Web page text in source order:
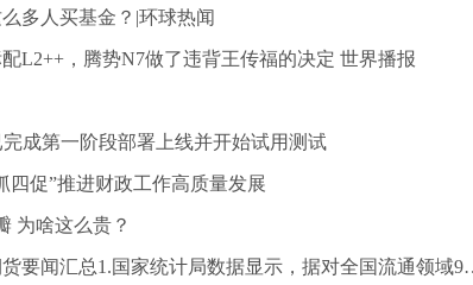
多人买基金？|环球热闻
L2++，腾势N7做了违背王传福的决定 世界播报
成第一阶段部署上线并开始试用测试
四促”推进财政工作高质量发展
为啥这么贵？
通领域9大类50种重要生产资料市场价格的监测显示，2023年6月下旬与6月中旬相比，19种产品价格上涨，25种下降，6种持平